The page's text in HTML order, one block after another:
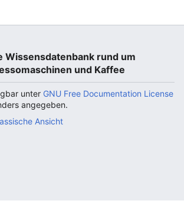
Wissensdatenbank rund um
und Kaffee
unter GNU Free Documentation License
angegeben.
Ansicht